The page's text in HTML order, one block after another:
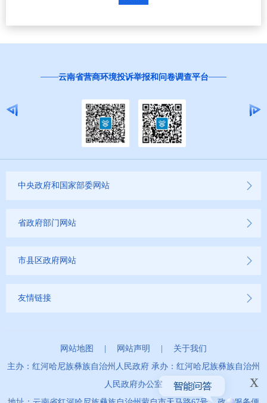
云南省营商环境投诉举报和问卷调查平台
中央政府和国家部委网站
省政府部门网站
市县区政府网站
友情链接
网站地图 网站声明
关于我们
主办：红河哈尼族彝族自治州人民政府 承办：红河哈尼族彝族自治州
人民政府办公室
x